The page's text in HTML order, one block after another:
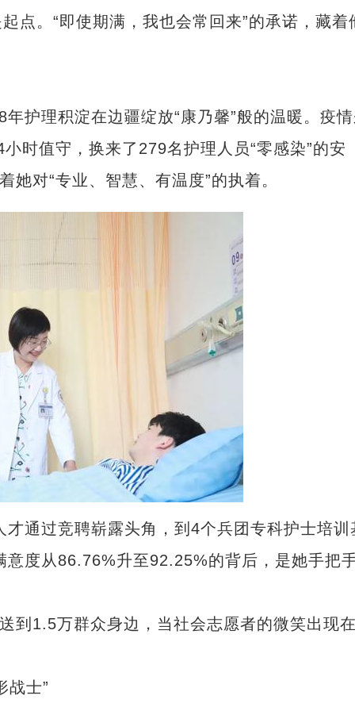
。“即使期满，我也会常回来”的承诺，藏着
理积淀在边疆绽放“康乃馨”般的温暖。疫
时值守，换来了279名护理人员“零感染”的安
她对“专业、智慧、有温度”的执着。
过竞聘崭露头角，到4个兵团专科护士培训
度从86.76%升至92.25%的背后，是她手把
1.5万群众身边，当社会志愿者的微笑出现
士”